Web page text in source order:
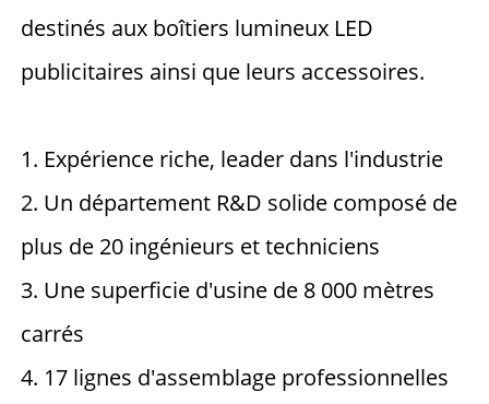
destinés aux boîtiers lumineux LED
publicitaires ainsi que leurs accessoires.
1. Expérience riche, leader dans l'industrie
2. Un département R&D solide composé de
plus de 20 ingénieurs et techniciens
3. Une superficie d'usine de 8 000 mètres
carrés
4. 17 lignes d'assemblage professionnelles